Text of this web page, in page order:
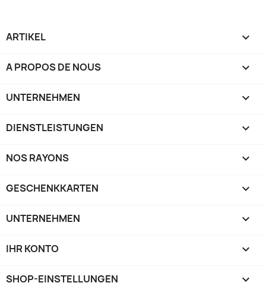
ARTIKEL 
A PROPOS DE NOUS 
UNTERNEHMEN 
DIENSTLEISTUNGEN 
NOS RAYONS 
GESCHENKKARTEN 
UNTERNEHMEN 
IHR KONTO 
SHOP-EINSTELLUNGEN keyboard_arrow_down